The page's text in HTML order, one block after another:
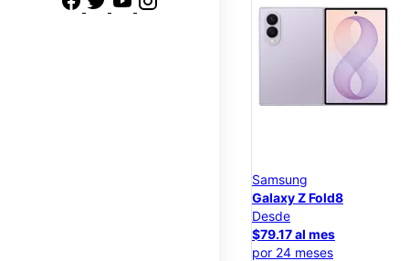
Samsung
Galaxy Z Fold8
Desde
$79.17 al mes
por 24 meses